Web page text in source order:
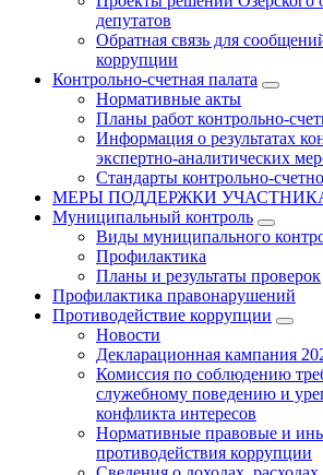
депутатов
Обратная связь для
коррупции
Контрольно-счетная палата
Нормативные акты
Планы работ контрольно-
Информация о результатах
экспертно-аналитических
Стандарты контрольно-
МЕРЫ ПОДДЕРЖКИ
Муниципальный контроль
Виды муниципального
Профилактика
Планы и результаты проверок
Профилактика правонарушений
Противодействие коррупции
Новости
Декларационная кампания
Комиссия по соблюдению
служебному поведению и
конфликта интересов
Нормативные правовые и
противодействия коррупции